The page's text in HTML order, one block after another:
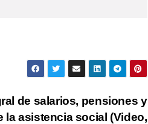
de salarios, pensiones y
la asistencia social (Video,